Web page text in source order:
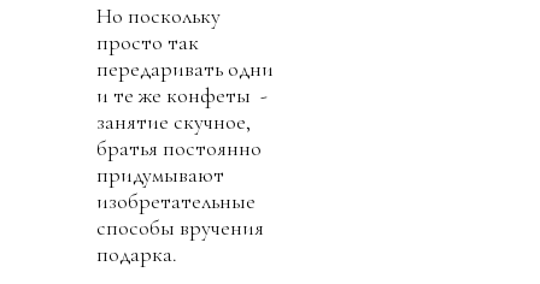
Но поскольку
просто так
передаривать одни
и те же конфеты -
занятие скучное,
братья постоянно
придумывают
изобретательные
способы вручения
подарка.